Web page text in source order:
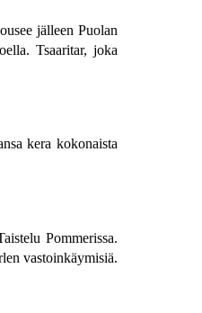
jälleen Puolan
Tsaaritar, joka
kera kokonaista
Pommerissa.
vastoinkäymisiä.